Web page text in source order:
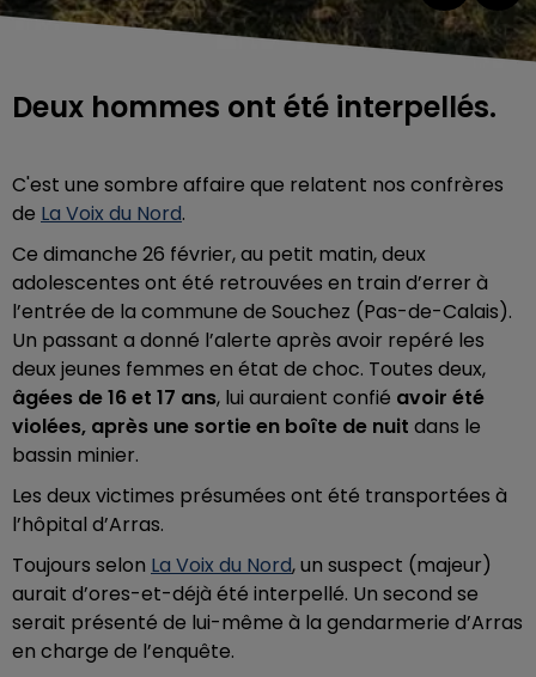
Deux hommes ont été interpellés.
C'est une sombre affaire que relatent nos confrères
de La Voix du Nord.
Ce dimanche 26 février, au petit matin, deux
adolescentes ont été retrouvées en train d’errer à
l’entrée de la commune de Souchez (Pas-de-Calais).
Un passant a donné l’alerte après avoir repéré les
deux jeunes femmes en état de choc. Toutes deux,
âgées de 16 et 17 ans, lui auraient confié avoir été
violées, après une sortie en boîte de nuit dans le
bassin minier.
Les deux victimes présumées ont été transportées à
l’hôpital d’Arras.
Toujours selon La Voix du Nord, un suspect (majeur)
aurait d’ores-et-déjà été interpellé. Un second se
serait présenté de lui-même à la gendarmerie d’Arras
en charge de l’enquête.